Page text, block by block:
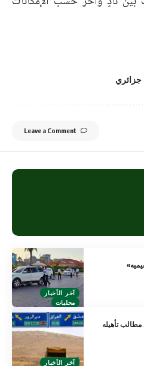
Leave a Comment
آخر الأخبار
محليات
آخر الأخبار
تأهيله